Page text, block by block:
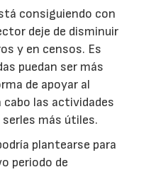
consiguiendo con
deje de disminuir
y en censos. Es
puedan ser más
de apoyar al
cabo las actividades
más útiles.
plantearse para
periodo de